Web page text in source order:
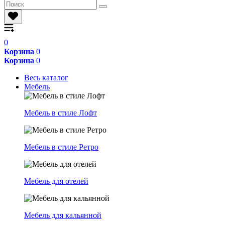
0
Корзина 0
Корзина 0
Весь каталог
Мебель
Мебель в стиле Лофт
Мебель в стиле Ретро
Мебель для отелей
Мебель для кальянной